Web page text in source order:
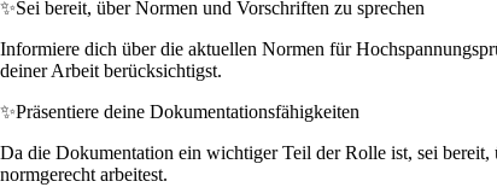
✨Sei bereit, über Normen und Vorschriften zu sprechen
Informiere dich über die aktuellen Normen für
deiner Arbeit berücksichtigst.
✨Präsentiere deine Dokumentationsfähigkeiten
Da die Dokumentation ein wichtiger Teil der Rolle ist, sei
normgerecht arbeitest.